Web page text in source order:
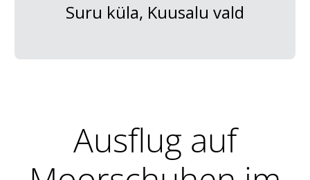
Suru küla, Kuusalu vald
Ausflug auf